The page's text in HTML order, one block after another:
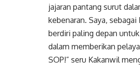
jajaran pantang surut
kebenaran. Saya, sebagai
berdiri paling depan
dalam memberikan
SOP!” seru Kakanwil